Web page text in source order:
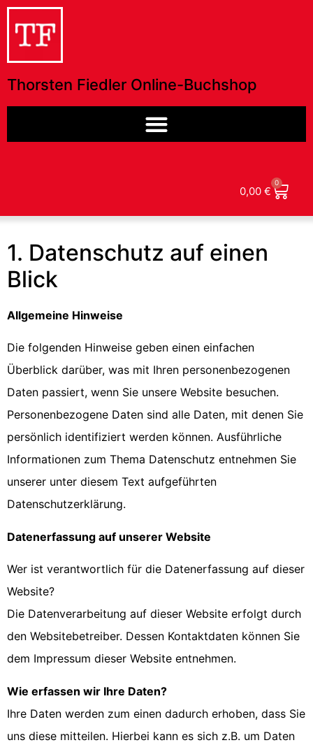
Thorsten Fiedler Online-Buchshop
0,00 €
0
1. Datenschutz auf einen
Blick
Allgemeine Hinweise
Die folgenden Hinweise geben einen einfachen
Überblick darüber, was mit Ihren personenbezogenen
Daten passiert, wenn Sie unsere Website besuchen.
Personenbezogene Daten sind alle Daten, mit denen Sie
persönlich identifiziert werden können. Ausführliche
Informationen zum Thema Datenschutz entnehmen Sie
unserer unter diesem Text aufgeführten
Datenschutzerklärung.
Datenerfassung auf unserer Website
Wer ist verantwortlich für die Datenerfassung auf dieser
Website?
Die Datenverarbeitung auf dieser Website erfolgt durch
den Websitebetreiber. Dessen Kontaktdaten können Sie
dem Impressum dieser Website entnehmen.
Wie erfassen wir Ihre Daten?
Ihre Daten werden zum einen dadurch erhoben, dass Sie
uns diese mitteilen. Hierbei kann es sich z.B. um Daten